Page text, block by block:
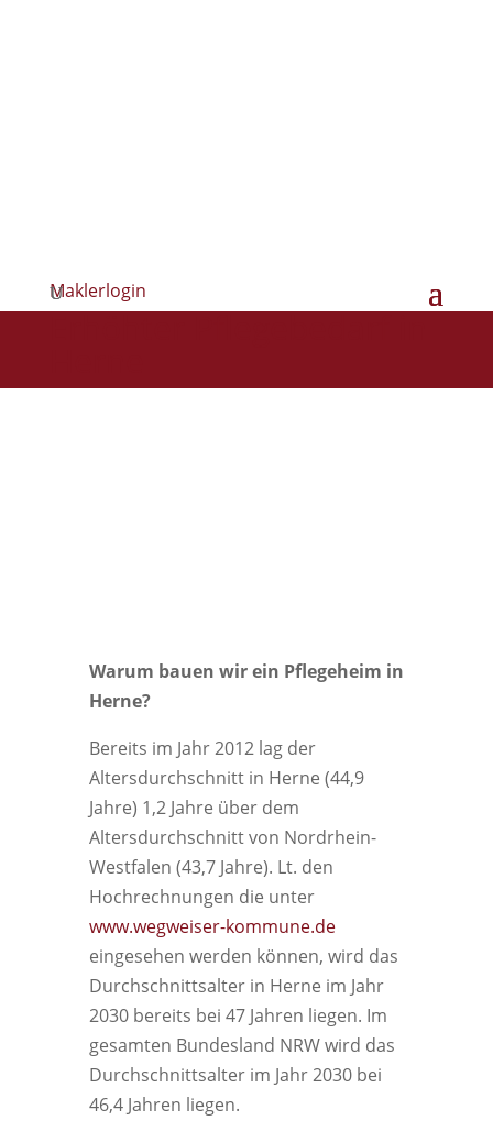
Maklerlogin
Warum bauen wir ein Pflegeheim in
Herne?
Bereits im Jahr 2012 lag der
Altersdurchschnitt in Herne (44,9
Jahre) 1,2 Jahre über dem
Altersdurchschnitt von Nordrhein-
Westfalen (43,7 Jahre). Lt. den
Hochrechnungen die unter
www.wegweiser-kommune.de
eingesehen werden können, wird das
Durchschnittsalter in Herne im Jahr
2030 bereits bei 47 Jahren liegen. Im
gesamten Bundesland NRW wird das
Durchschnittsalter im Jahr 2030 bei
46,4 Jahren liegen.